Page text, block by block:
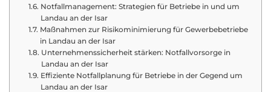
Notfallmanagement: Strategien für Betriebe in und um
Landau an der Isar
Maßnahmen zur Risikominimierung für Gewerbebetriebe
in Landau an der Isar
Unternehmenssicherheit stärken: Notfallvorsorge in
Landau an der Isar
Effiziente Notfallplanung für Betriebe in der Gegend um
Landau an der Isar